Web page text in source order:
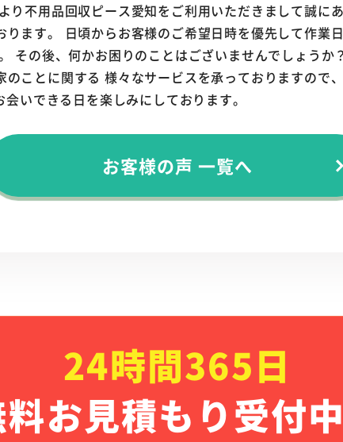
不用品回収ピース愛知をご利用いただきまして誠に
ます。 日頃からお客様のご希望日時を優先して作業
その後、何かお困りのことはございませんでしょうか
ことに関する 様々なサービスを承っておりますので
いできる日を楽しみにしております。
お客様の声 一覧へ
24時間365日
お見積もり受付中